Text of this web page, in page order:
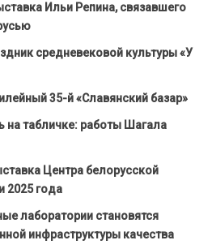
Ильи Репина, связавшего
средневековой культуры «У
35-й «Славянский базар»
на табличке: работы Шагала
Центра белорусской
2025 года
лаборатории становятся
инфраструктуры качества